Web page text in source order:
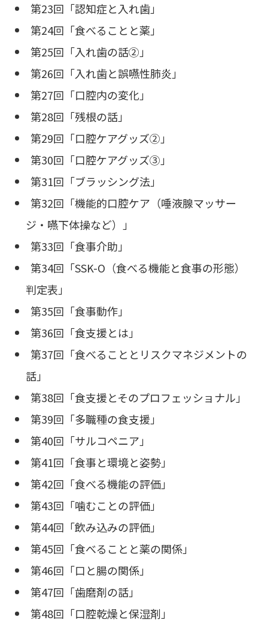
第23回「認知症と入れ歯」
第24回「食べることと薬」
第25回「入れ歯の話②」
第26回「入れ歯と誤嚥性肺炎」
第27回「口腔内の変化」
第28回「残根の話」
第29回「口腔ケアグッズ②」
第30回「口腔ケアグッズ③」
第31回「ブラッシング法」
第32回「機能的口腔ケア（唾液腺マッサー
ジ・嚥下体操など）」
第33回「食事介助」
第34回「SSK-O（食べる機能と食事の形態）
判定表」
第35回「食事動作」
第36回「食支援とは」
第37回「食べることとリスクマネジメントの
話」
第38回「食支援とそのプロフェッショナル」
第39回「多職種の食支援」
第40回「サルコペニア」
第41回「食事と環境と姿勢」
第42回「食べる機能の評価」
第43回「噛むことの評価」
第44回「飲み込みの評価」
第45回「食べることと薬の関係」
第46回「口と腸の関係」
第47回「歯磨剤の話」
第48回「口腔乾燥と保湿剤」